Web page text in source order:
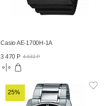
Casio AE-1700H-1A
3 470 Р 4 632 Р
25%